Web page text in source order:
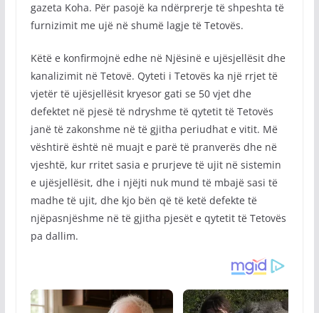
gazeta Koha. Për pasojë ka ndërprerje të shpeshta të
furnizimit me ujë në shumë lagje të Tetovës.
Këtë e konfirmojnë edhe në Njësinë e ujësjellësit dhe
kanalizimit në Tetovë. Qyteti i Tetovës ka një rrjet të
vjetër të ujësjellësit kryesor gati se 50 vjet dhe
defektet në pjesë të ndryshme të qytetit të Tetovës
janë të zakonshme në të gjitha periudhat e vitit. Më
vështirë është në muajt e parë të pranverës dhe në
vjeshtë, kur rritet sasia e prurjeve të ujit në sistemin
e ujësjellësit, dhe i njëjti nuk mund të mbajë sasi të
madhe të ujit, dhe kjo bën që të ketë defekte të
njëpasnjëshme në të gjitha pjesët e qytetit të Tetovës
pa dallim.